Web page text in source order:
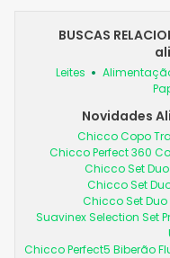
BUSCAS
Leites
Novidades
Chicco Copo
Chicco Perfect 360
Chicco Set
Chicco Set
Chicco Set Duo
Suavinex Selection Set
Chicco Perfect5 Biberão